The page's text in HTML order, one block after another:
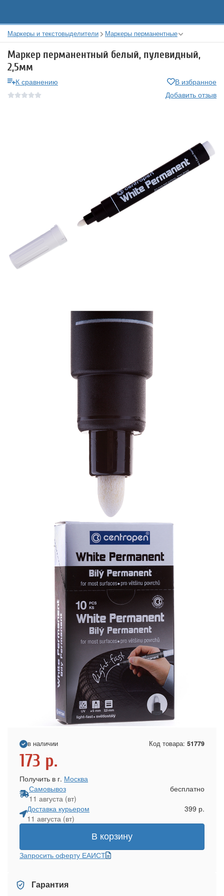
Маркеры и текстовыделители Маркеры перманентные
Маркер перманентный белый, пулевидный,
2,5мм
К сравнению
В избранное
Добавить отзыв
в наличии Код товара: 51779
173 р.
Получить в г. Москва
Самовывоз
11 августа (вт)
бесплатно
Доставка курьером
11 августа (вт)
399 р.
В корзину
Запросить оферту ЕАИСТ
Гарантия